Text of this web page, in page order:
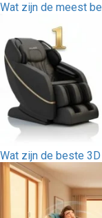
Wat zijn de meest
Wat zijn de beste